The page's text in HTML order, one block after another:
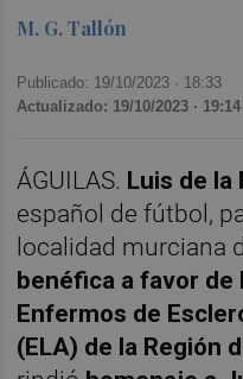
M. G. Tallón
Publicado: 19/10/2023 · 18:33
Actualizado: 19/10/2023 · 19:14
ÁGUILAS. Luis de la
español de fútbol,
localidad murciana
benéfica a favor de
Enfermos de
(ELA) de la Región